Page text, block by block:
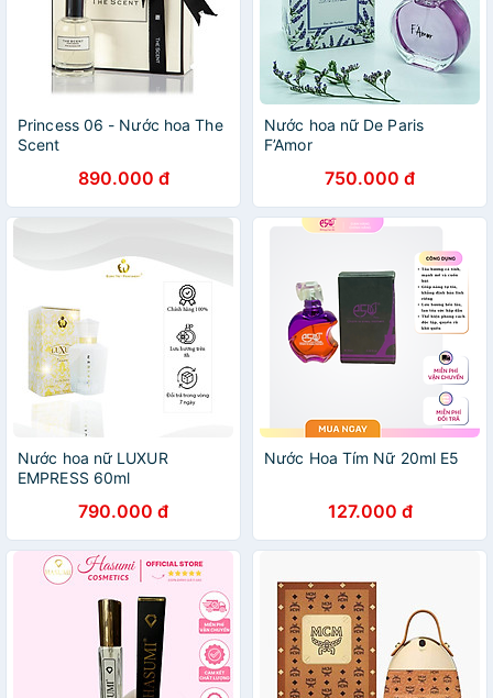
Princess 06 - Nước hoa The
Scent
890.000 đ
Nước hoa nữ De Paris
F’Amor
750.000 đ
Nước hoa nữ LUXUR
EMPRESS 60ml
790.000 đ
Nước Hoa Tím Nữ 20ml E5
127.000 đ